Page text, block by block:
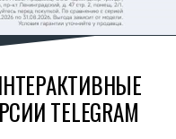
TELEGRAM